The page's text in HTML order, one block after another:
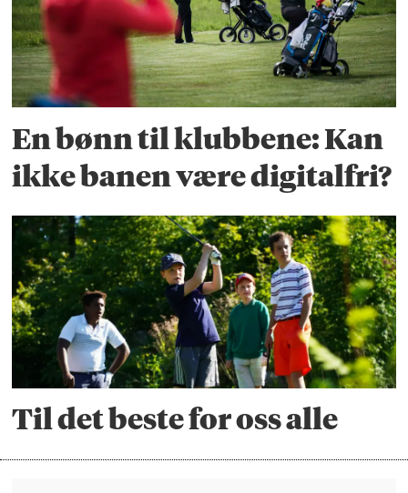
En bønn til klubbene: Kan
ikke banen være digitalfri?
Til det beste for oss alle